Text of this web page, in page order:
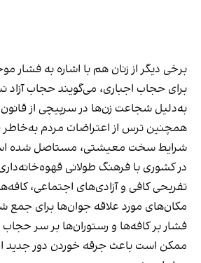
برخی دیگر از زنان هم با اشاره به فشار
برای حجاب اجباری، می‌گویند حجاب آزاد
به‌دلیل شجاعت زن‌ها در سرپیچی از
همچنین ترس از اعتراضات مردم
شرایط سخت معیشتی، مستاصل شده
در کشوری با فرهنگ طولانی
تفریحی کافی و آزادی‌های اجتماعی،
مکان‌های مورد علاقه جوان‌ها برای جمع
فشار بر کافه‌ها و رستوران‌ها بر سر حجاب
ممکن است باعث جرقه خوردن دور جدید